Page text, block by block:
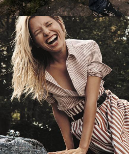
Имиджевый сайт
Soho
Смотреть